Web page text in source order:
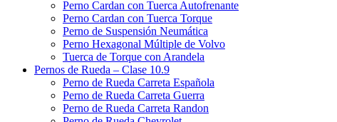
Perno Cardan con Tuerca Autofrenante
Perno Cardan con Tuerca Torque
Perno de Suspensión Neumática
Perno Hexagonal Múltiple de Volvo
Tuerca de Torque con Arandela
Pernos de Rueda – Clase 10.9
Perno de Rueda Carreta Española
Perno de Rueda Carreta Guerra
Perno de Rueda Carreta Randon